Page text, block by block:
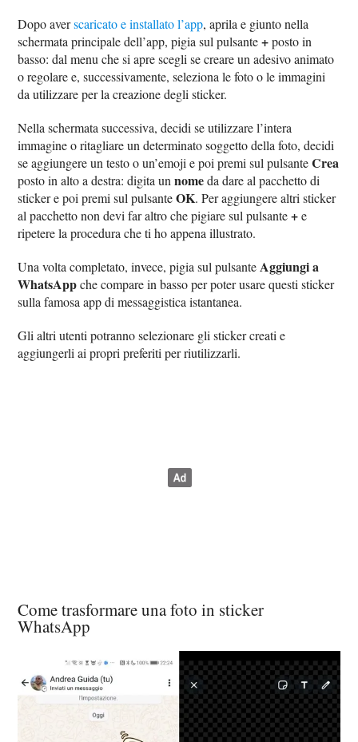
Dopo averscaricato e installato l’app, aprila e giunto nella
schermata principale dell’app, pigia sul pulsante+posto in
basso: dal menu che si apre scegli se creare un adesivo animato
o regolare e, successivamente, seleziona le foto o le immagini
da utilizzare per la creazione degli sticker.
Nella schermata successiva, decidi se utilizzare l’intera
immagine o ritagliare un determinato soggetto della foto, decidi
se aggiungere un testo o un’emoji e poi premi sul pulsanteCrea
posto in alto a destra: digita unnomeda dare al pacchetto di
sticker e poi premi sul pulsanteOK. Per aggiungere altri sticker
al pacchetto non devi far altro che pigiare sul pulsante+e
ripetere la procedura che ti ho appena illustrato.
Una volta completato, invece, pigia sul pulsanteAggiungi a
WhatsAppche compare in basso per poter usare questi sticker
sulla famosa app di messaggistica istantanea.
Gli altri utenti potranno selezionare gli sticker creati e
aggiungerli ai propri preferiti per riutilizzarli.
Come trasformare una foto in sticker
WhatsApp